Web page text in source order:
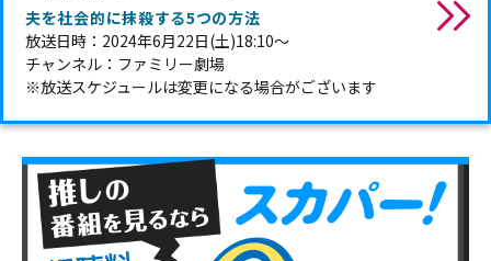
夫を社会的に抹殺する5つの方法
放送日時：2024年6月22日(土)18:10～
チャンネル：ファミリー劇場
※放送スケジュールは変更になる場合がございます